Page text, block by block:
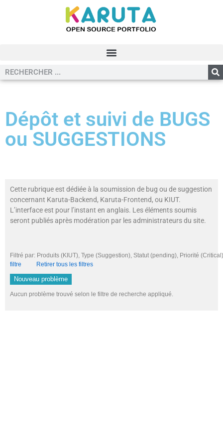
Dépôt et suivi de BUGS
ou SUGGESTIONS
Cette rubrique est dédiée à la soumission de bug ou de suggestion
concernant Karuta-Backend, Karuta-Frontend, ou KIUT.
L’interface est pour l’instant en anglais. Les éléments soumis
seront publiés après modération par les administrateurs du site.
Filtré par: Produits (KIUT), Type (Suggestion), Statut (pending), Priorité
filtre
Retirer tous les filtres
Nouveau problème
Aucun problème trouvé selon le filtre de recherche appliqué.